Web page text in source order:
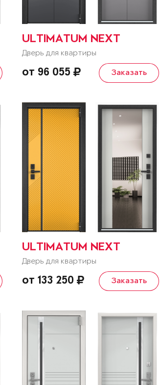
ULTIMATUM NEXT
Дверь для квартиры
от 96 055 Заказать
ULTIMATUM NEXT
Дверь для квартиры
от 133 250 Заказать